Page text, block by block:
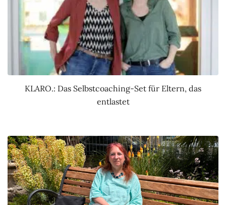
KLARO.: Das Selbstcoaching-Set für Eltern, das
entlastet